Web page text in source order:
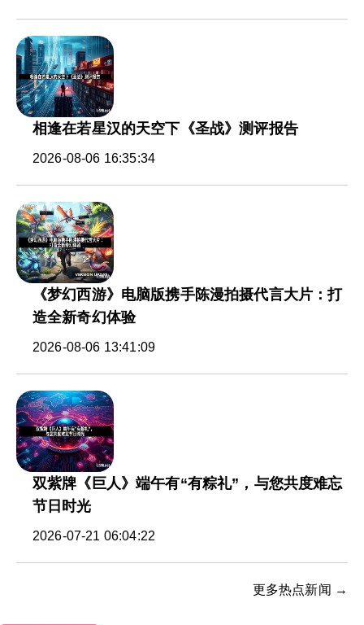
相逢在若星汉的天空下《圣战》测评报告
2026-08-06 16:35:34
《梦幻西游》电脑版携手陈漫拍摄代言大片：打
造全新奇幻体验
2026-08-06 13:41:09
双紫牌《巨人》端午有“有粽礼”，与您共度难忘
节日时光
2026-07-21 06:04:22
更多热点新闻 →